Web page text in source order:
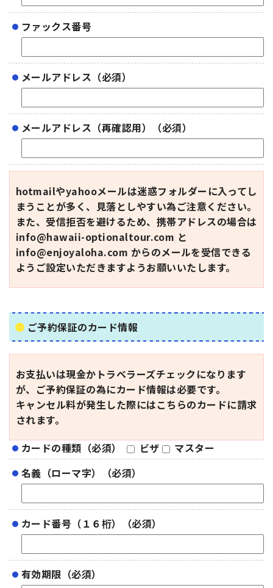
ファックス番号
メールアドレス（必須）
メールアドレス（再確認用）（必須）
hotmailやyahooメールは迷惑フォルダーに入ってし
まうことが多く、見落としやすい為ご注意ください。
また、受信拒否を避けるため、携帯アドレスの場合は
info@hawaii-optionaltour.com と
info@enjoyaloha.com からのメールを受信できる
ようご設定いただきますようお願いいたします。
ご予約保証のカード情報
お支払いは現金かトラベラーズチェックになります
が、ご予約保証の為にカード情報は必要です。
キャンセル料が発生した際にはこちらのカードに請求
されます。
カードの種類（必須）
ビザ
マスター
名義（ローマ字）（必須）
カード番号（１６桁）（必須）
有効期限（必須）